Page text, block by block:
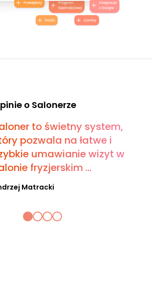
o Salonerze
to świetny system,
pozwala na łatwe i
umawianie wizyt w
fryzjerskim ...
Matracki